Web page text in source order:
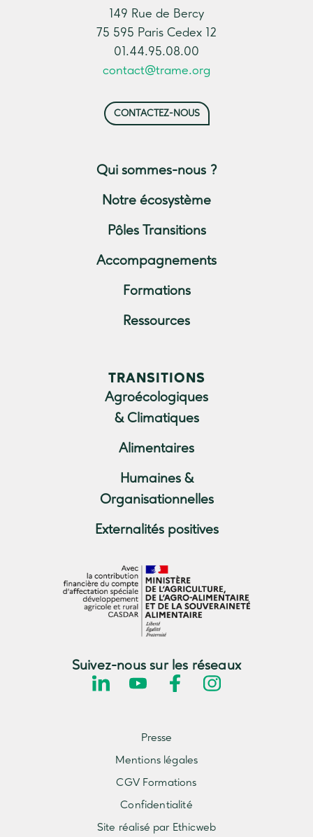
149 Rue de Bercy
75 595 Paris Cedex 12
01.44.95.08.00
contact@trame.org
CONTACTEZ-NOUS
Qui sommes-nous ?
Notre écosystème
Pôles Transitions
Accompagnements
Formations
Ressources
TRANSITIONS
Agroécologiques
& Climatiques
Alimentaires
Humaines &
Organisationnelles
Externalités positives
Suivez-nous sur les réseaux
Presse
Mentions légales
CGV Formations
Confidentialité
Site réalisé par Ethicweb